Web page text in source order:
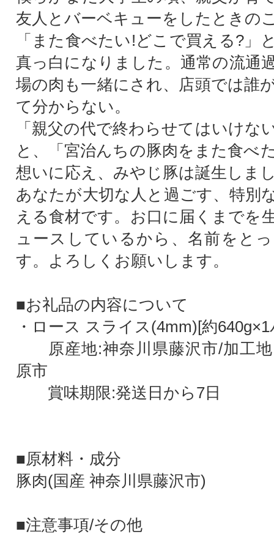
友人とバーベキューをしたときの
「また食べたい!どこで買える?」
真っ白になりました。通常の流通
場の肉も一緒にされ、店頭では誰
て分からない。
「親父の代で終わらせてはいけな
と、「宮治んちの豚肉をまた食べ
想いに応え、みやじ豚は誕生しま
あなたが大切な人と過ごす、特別
える食材です。お口に届くまでを
ュースしているから、名前をと
す。よろしくお願いします。
■お礼品の内容について
・ロース スライス(4mm)[約
原産地:神奈川県藤沢市/加工地
原市
賞味期限:発送日から7日
■原材料・成分
豚肉(国産 神奈川県藤沢市)
■注意事項/その他